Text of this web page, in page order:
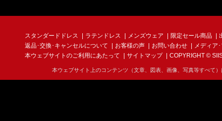
スタンダードドレス ラテンドレス メンズウェア 限定セール商品
返品･交換･キャンセルについて
お客様の声 お問い合わせ
メディア
本ウェブサイトのご利用にあたって
サイトマップ COPYRIGHT ©
本ウェブサイト上のコンテンツ（文章、図表、画像、写真等すべて